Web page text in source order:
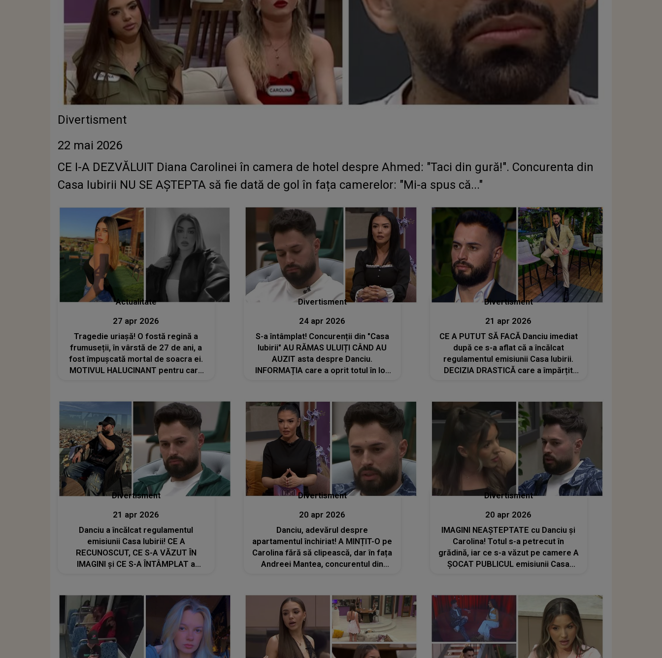
Divertisment
22 mai 2026
CE I-A DEZVĂLUIT Diana Carolinei în camera de hotel despre Ahmed: "Taci din gură!". Concurenta din
Casa Iubirii NU SE AȘTEPTA să fie dată de gol în fața camerelor: "Mi-a spus că..."
Actualitate
27 apr 2026
Tragedie uriașă! O fostă regină a
frumuseții, în vârstă de 27 de ani, a
fost împușcată mortal de soacra ei.
MOTIVUL HALUCINANT pentru care
furat”
Divertisment
24 apr 2026
S-a întâmplat! Concurenții din "Casa
Iubirii" AU RĂMAS ULUIȚI CÂND AU
AUZIT asta despre Danciu.
INFORMAȚIA care a oprit totul în loc
Nu..."
Divertisment
21 apr 2026
CE A PUTUT SĂ FACĂ Danciu imediat
după ce s-a aflat că a încălcat
regulamentul emisiunii Casa Iubirii.
DECIZIA DRASTICĂ care a împărțit
Divertisment
21 apr 2026
Danciu a încălcat regulamentul
emisiunii Casa Iubirii! CE A
RECUNOSCUT, CE S-A VĂZUT ÎN
IMAGINI și CE S-A ÎNTÂMPLAT a
Am..."
Divertisment
20 apr 2026
Danciu, adevărul despre
apartamentul închiriat! A MINȚIT-O pe
Carolina fără să clipească, dar în fața
Andreei Mantea, concurentul din
Divertisment
20 apr 2026
IMAGINI NEAȘTEPTATE cu Danciu și
Carolina! Totul s-a petrecut în
grădină, iar ce s-a văzut pe camere A
ȘOCAT PUBLICUL emisiunii Casa